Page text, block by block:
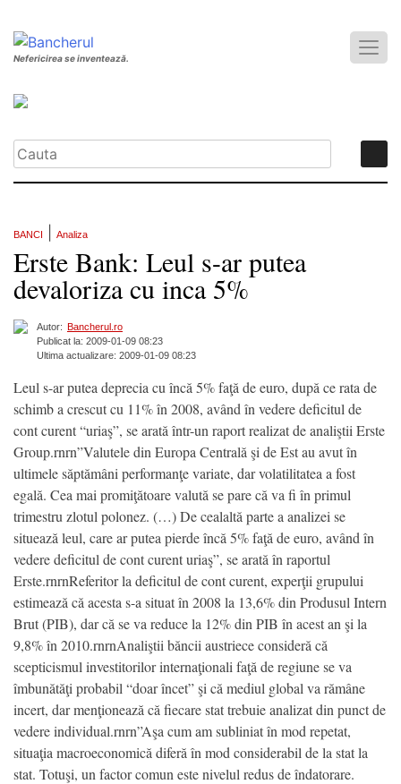
Nefericirea se inventează.
BANCI Analiza
Erste Bank: Leul s-ar putea
devaloriza cu inca 5%
Autor: Bancherul.ro
Publicat la: 2009-01-09 08:23
Ultima actualizare: 2009-01-09 08:23
Leul s-ar putea deprecia cu încă 5% faţă de euro, după ce rata de
schimb a crescut cu 11% în 2008, având în vedere deficitul de
cont curent “uriaş”, se arată într-un raport realizat de analiştii Erste
Group.rnrn”Valutele din Europa Centrală şi de Est au avut în
ultimele săptămâni performanţe variate, dar volatilitatea a fost
egală. Cea mai promiţătoare valută se pare că va fi în primul
trimestru zlotul polonez. (…) De cealaltă parte a analizei se
situează leul, care ar putea pierde încă 5% faţă de euro, având în
vedere deficitul de cont curent uriaş”, se arată în raportul
Erste.rnrnReferitor la deficitul de cont curent, experţii grupului
estimează că acesta s-a situat în 2008 la 13,6% din Produsul Intern
Brut (PIB), dar că se va reduce la 12% din PIB în acest an şi la
9,8% în 2010.rnrnAnaliştii băncii austriece consideră că
scepticismul investitorilor internaţionali faţă de regiune se va
îmbunătăţi probabil “doar încet” şi că mediul global va rămâne
incert, dar menţionează că fiecare stat trebuie analizat din punct de
vedere individual.rnrn”Aşa cum am subliniat în mod repetat,
situaţia macroeconomică diferă în mod considerabil de la stat la
stat. Totuşi, un factor comun este nivelul redus de îndatorare.